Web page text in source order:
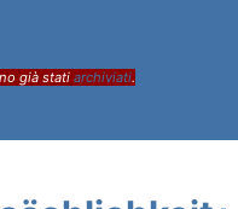
già stati archiviati.